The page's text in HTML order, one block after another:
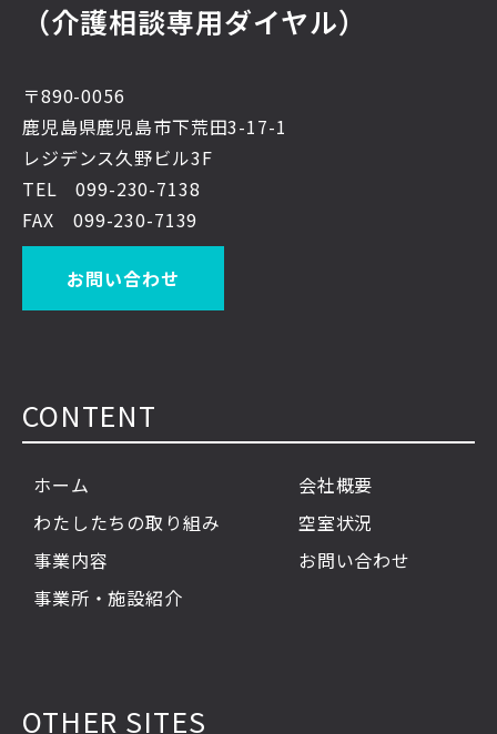
（介護相談専用ダイヤル）
〒890-0056
鹿児島県鹿児島市下荒田3-17-1
レジデンス久野ビル3F
TEL 099-230-7138
FAX 099-230-7139
お問い合わせ
CONTENT
ホーム
わたしたちの取り組み
事業内容
事業所・施設紹介
会社概要
空室状況
お問い合わせ
OTHER SITES